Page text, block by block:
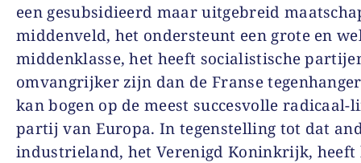
een gesubsidieerd maar uitgebreid
middenveld, het ondersteunt een grote en
middenklasse, het heeft socialistische
omvangrijker zijn dan de Franse
kan bogen op de meest succesvolle radicaal-
partij van Europa. In tegenstelling tot dat
industrieland, het Verenigd Koninkrijk, heeft